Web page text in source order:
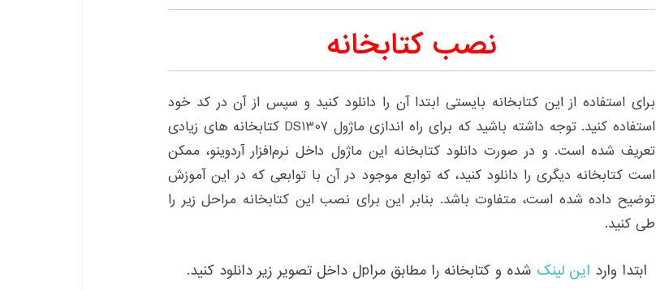
نصب کتابخانه
برای استفاده از این کتابخانه بایستی ابتدا آن را دانلود کنید و سپس از آن در کد خود
استفاده کنید. توجه داشته باشید که برای راه اندازی ماژول DS1307 کتابخانه های زیادی
تعریف شده است. و در صورت دانلود کتابخانه این ماژول داخل نرم‌افزار آردوینو، ممکن
است کتابخانه دیگری را دانلود کنید، که توابع موجود در آن با توابعی که در این آموزش
توضیح داده شده است، متفاوت باشد. بنابر این برای نصب این کتابخانه مراحل زیر را
طی کنید.
ابتدا وارد این لینک شده و کتابخانه را مطابق مراpل داخل تصویر زیر دانلود کنید.